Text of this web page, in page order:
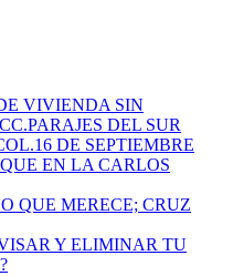
VIVIENDA SIN
DEL SUR
DE SEPTIEMBRE
EN LA CARLOS
QUE MERECE; CRUZ
Y ELIMINAR TU